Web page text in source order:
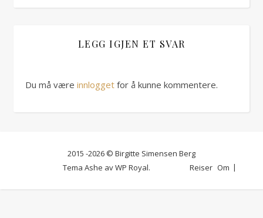
LEGG IGJEN ET SVAR
Du må være innlogget for å kunne kommentere.
2015 -2026 © Birgitte Simensen Berg
Reiser Om
Tema Ashe avWP Royal.